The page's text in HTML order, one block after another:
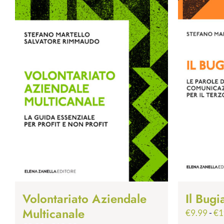
Volontariato Aziendale
Multicanale
Il
€9.99-€